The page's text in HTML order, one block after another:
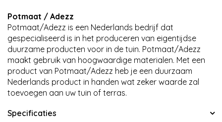
Potmaat / Adezz
Potmaat/Adezz is een Nederlands bedrijf dat
gespecialiseerd is in het produceren van eigentijdse
duurzame producten voor in de tuin. Potmaat/Adezz
maakt gebruik van hoogwaardige materialen. Met een
product van Potmaat/Adezz heb je een duurzaam
Nederlands product in handen wat zeker waarde zal
toevoegen aan uw tuin of terras.
Specificaties